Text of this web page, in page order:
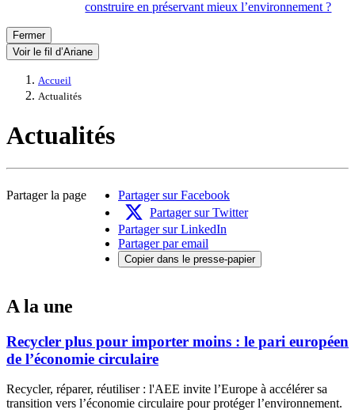
construire en préservant mieux l’environnement ?
Fermer
Voir le fil d’Ariane
Accueil
Actualités
Actualités
Partager la page
Partager sur Facebook
Partager sur Twitter
Partager sur LinkedIn
Partager par email
Copier dans le presse-papier
A la une
Recycler plus pour importer moins : le pari européen
de l’économie circulaire
Recycler, réparer, réutiliser : l'AEE invite l’Europe à accélérer sa
transition vers l’économie circulaire pour protéger l’environnement.